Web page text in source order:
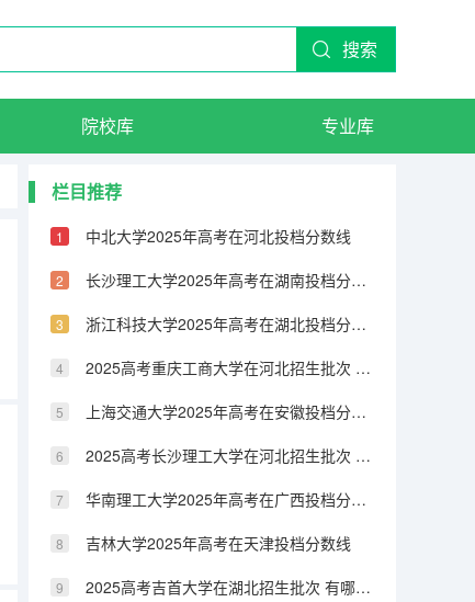
搜索
院校库 专业库
栏目推荐
中北大学2025年高考在河北投档分数线
长沙理工大学2025年高考在湖南投档分数线
浙江科技大学2025年高考在湖北投档分数线
2025高考重庆工商大学在河北招生批次 有哪些专业？（2026参考）
上海交通大学2025年高考在安徽投档分数线
2025高考长沙理工大学在河北招生批次 有哪些专业？（2026参考）
华南理工大学2025年高考在广西投档分数线
吉林大学2025年高考在天津投档分数线
2025高考吉首大学在湖北招生批次 有哪些专业？（2026参考）